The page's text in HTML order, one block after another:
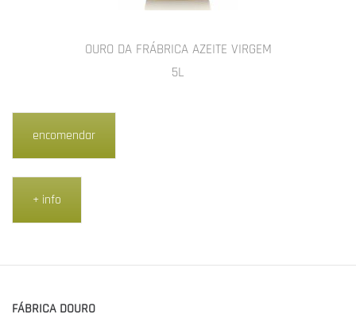
OURO DA FRÁBRICA AZEITE VIRGEM
5L
encomendar
+ info
FÁBRICA DOURO